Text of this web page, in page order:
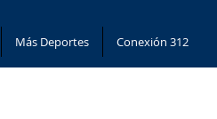
Más Deportes Conexión 312